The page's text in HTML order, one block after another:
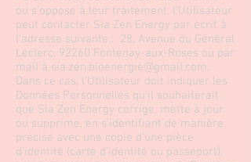
ou s’oppose à leur traitement, l’Utilisateur
peut contacter Sia Zen Energy par écrit à
l’adresse suivante : 28, Avenue du Général
Leclerc, 92260 Fontenay-aux-Roses ou par
mail à sia.zen.bioenergie@gmail.com.
Dans ce cas, l’Utilisateur doit indiquer les
Données Personnelles qu’il souhaiterait
que Sia Zen Energy corrige, mette à jour
ou supprime, en s’identifiant de manière
précise avec une copie d’une pièce
d’identité (carte d’identité ou passeport).